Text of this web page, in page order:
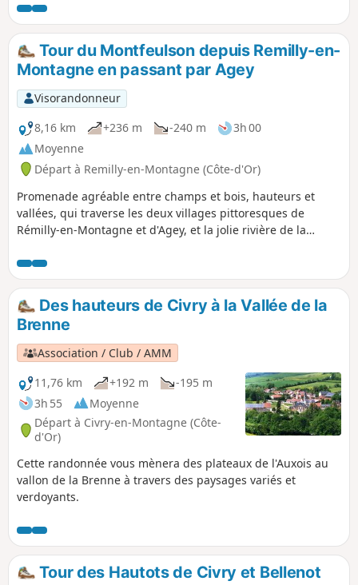
rendez visite à Vercingétorix.
Tour du Montfeulson depuis Remilly-en-
Montagne en passant par Agey
Visorandonneur
8,16 km
+236 m -240 m
3h 00
Moyenne
Départ à Remilly-en-Montagne (Côte-d'Or)
Promenade agréable entre champs et bois, hauteurs et
vallées, qui traverse les deux villages pittoresques de
Rémilly-en-Montagne et d'Agey, et la jolie rivière de la
les champs vaches, chevaux.Petits sentiers bordés de
cabotes, petites cabanes de pierre, de prairies verdoyantes,
avec de jolis points de vue sur les vallées de l'Ouche et de la
Sirène, et sur la Côte de Sombernon.
Des hauteurs de Civry à la Vallée de la
Brenne
Association / Club / AMM
11,76 km
+192 m
-195 m
3h 55
Moyenne
Départ à Civry-en-Montagne (Côte-
d'Or)
Cette randonnée vous mènera des plateaux de l'Auxois au
vallon de la Brenne à travers des paysages variés et
verdoyants.
Tour des Hautots de Civry et Bellenot